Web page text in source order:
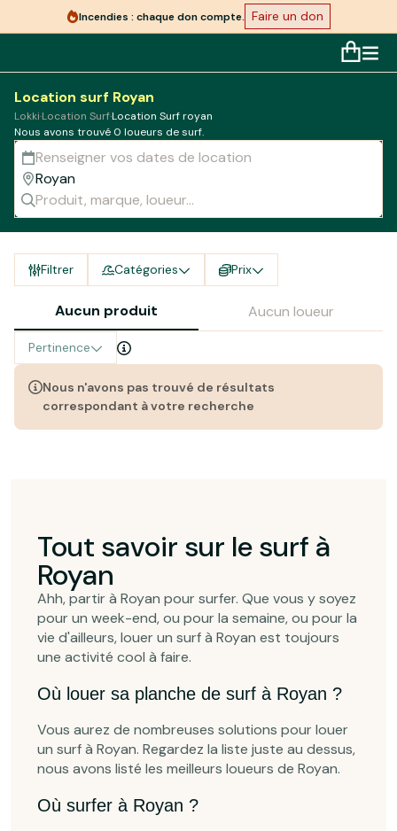
Incendies : chaque don compte. Faire un don
Location surf Royan
Lokki·Location Surf·Location Surf royan
Nous avons trouvé 0 loueurs de surf.
Filtrer Catégories Prix
Aucun produit Aucun loueur
Pertinence
Nous n'avons pas trouvé de résultats
correspondant à votre recherche
Tout savoir sur le surf à
Royan
Ahh, partir à Royan pour surfer. Que vous y soyez
pour un week-end, ou pour la semaine, ou pour la
vie d'ailleurs, louer un surf à Royan est toujours
une activité cool à faire.
Où louer sa planche de surf à Royan ?
Vous aurez de nombreuses solutions pour louer
un surf à Royan. Regardez la liste juste au dessus,
nous avons listé les meilleurs loueurs de Royan.
Où surfer à Royan ?